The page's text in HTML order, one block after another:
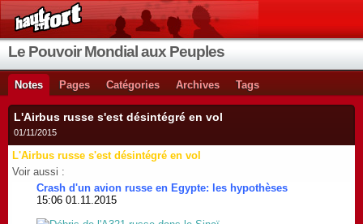
Le Pouvoir Mondial aux Peuples
Notes Pages Catégories Archives Tags
L'Airbus russe s'est désintégré en vol
01/11/2015
L'Airbus russe s'est désintégré en vol
Voir aussi :
Crash d'un avion russe en Egypte: les hypothèses
15:06 01.11.2015